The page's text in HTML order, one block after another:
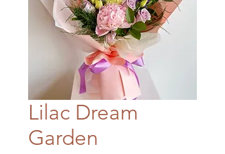
Lilac Dream
Garden